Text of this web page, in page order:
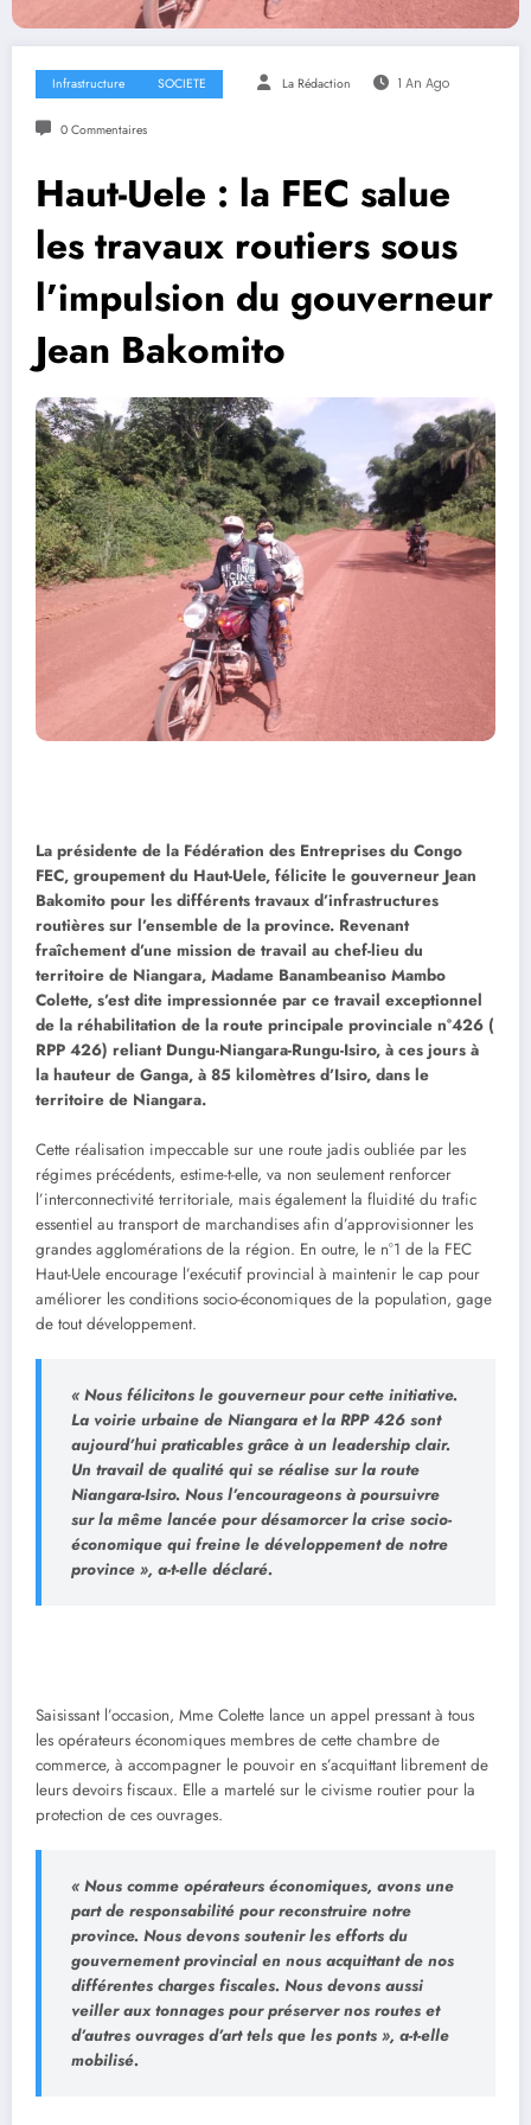
Infrastructure SOCIETE La Rédaction 1 An Ago
0 Commentaires
Haut-Uele : la FEC salue
les travaux routiers sous
l’impulsion du gouverneur
Jean Bakomito
La présidente de la Fédération des Entreprises du Congo
FEC, groupement du Haut-Uele, félicite le gouverneur Jean
Bakomito pour les différents travaux d’infrastructures
routières sur l’ensemble de la province. Revenant
fraîchement d’une mission de travail au chef-lieu du
territoire de Niangara, Madame Banambeaniso Mambo
Colette, s’est dite impressionnée par ce travail exceptionnel
de la réhabilitation de la route principale provinciale n°426 (
RPP 426) reliant Dungu-Niangara-Rungu-Isiro, à ces jours à
la hauteur de Ganga, à 85 kilomètres d’Isiro, dans le
territoire de Niangara.
Cette réalisation impeccable sur une route jadis oubliée par les
régimes précédents, estime-t-elle, va non seulement renforcer
l’interconnectivité territoriale, mais également la fluidité du trafic
essentiel au transport de marchandises afin d’approvisionner les
grandes agglomérations de la région. En outre, le n°1 de la FEC
Haut-Uele encourage l’exécutif provincial à maintenir le cap pour
améliorer les conditions socio-économiques de la population, gage
de tout développement.
« Nous félicitons le gouverneur pour cette initiative.
La voirie urbaine de Niangara et la RPP 426 sont
aujourd’hui praticables grâce à un leadership clair.
Un travail de qualité qui se réalise sur la route
Niangara-Isiro. Nous l’encourageons à poursuivre
sur la même lancée pour désamorcer la crise socio-
économique qui freine le développement de notre
province », a-t-elle déclaré.
Saisissant l’occasion, Mme Colette lance un appel pressant à tous
les opérateurs économiques membres de cette chambre de
commerce, à accompagner le pouvoir en s’acquittant librement de
leurs devoirs fiscaux. Elle a martelé sur le civisme routier pour la
protection de ces ouvrages.
« Nous comme opérateurs économiques, avons une
part de responsabilité pour reconstruire notre
province. Nous devons soutenir les efforts du
gouvernement provincial en nous acquittant de nos
différentes charges fiscales. Nous devons aussi
veiller aux tonnages pour préserver nos routes et
d’autres ouvrages d’art tels que les ponts », a-t-elle
mobilisé.